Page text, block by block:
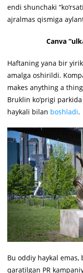
endi shunchaki
ajralmas qismiga
Canva
Haftaning yana bir
amalga oshirildi.
makes anything a
Bruklin ko‘prigi
haykali bilan boshladi.
Bu oddiy haykal emas,
qaratilgan PR